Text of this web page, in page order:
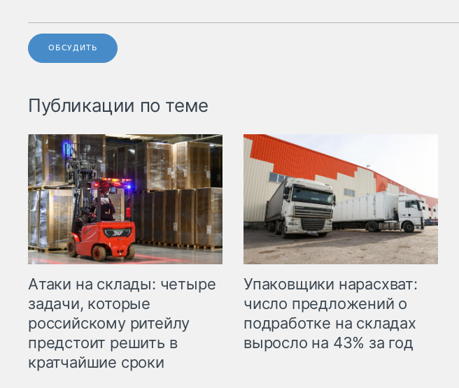
ОБСУДИТЬ
Публикации по теме
Атаки на склады: четыре
задачи, которые
российскому ритейлу
предстоит решить в
кратчайшие сроки
Упаковщики нарасхват:
число предложений о
подработке на складах
выросло на 43% за год